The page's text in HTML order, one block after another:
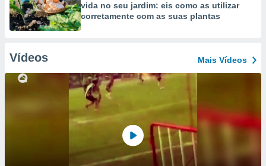
vida no seu jardim: eis como as utilizar
corretamente com as suas plantas
Vídeos Mais Vídeos